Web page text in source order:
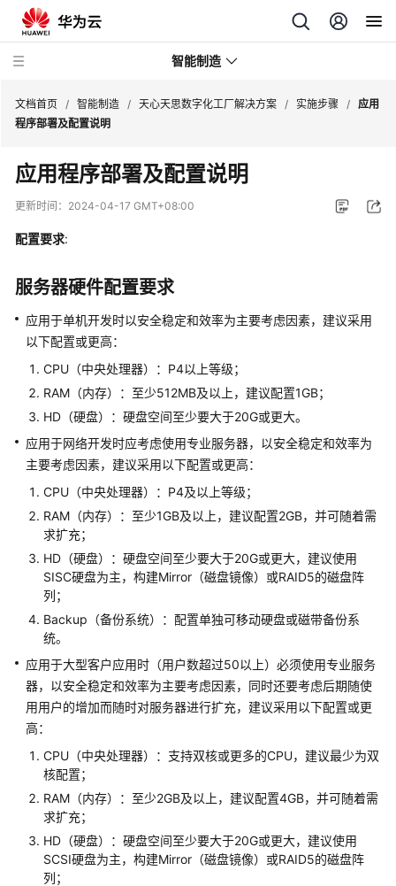
智能制造
为
云
片
云
服
务
解
方
案
映
云
科
技
车
网
据
础
设
施
解
决
方
云
智
数
文档首页 / 智能制造 / 天心天思数字化工厂解决方案 / 实施步骤 / 应用
程序部署及配置说明
应用程序部署及配置说明
更新时间： 2024-04-17 GMT+08:00
配置要求:
服务器硬件配置要求
应用于单机开发时以安全稳定和效率为主要考虑因素，建议采用
以下配置或更高：
CPU（中央处理器）：P4以上等级；
RAM（内存）：至少512MB及以上，建议配置1GB；
HD（硬盘）：硬盘空间至少要大于20G或更大。
应用于网络开发时应考虑使用专业服务器，以安全稳定和效率为
主要考虑因素，建议采用以下配置或更高：
CPU（中央处理器）：P4及以上等级；
RAM（内存）：至少1GB及以上，建议配置2GB，并可随着需
求扩充；
HD（硬盘）：硬盘空间至少要大于20G或更大，建议使用
SISC硬盘为主，构建Mirror（磁盘镜像）或RAID5的磁盘阵
列；
Backup（备份系统）：配置单独可移动硬盘或磁带备份系
统。
应用于大型客户应用时（用户数超过50以上）必须使用专业服务
器，以安全稳定和效率为主要考虑因素，同时还要考虑后期随使
用用户的增加而随时对服务器进行扩充，建议采用以下配置或更
高：
CPU（中央处理器）：支持双核或更多的CPU，建议最少为双
核配置；
RAM（内存）：至少2GB及以上，建议配置4GB，并可随着需
求扩充；
HD（硬盘）：硬盘空间至少要大于20G或更大，建议使用
SCSI硬盘为主，构建Mirror（磁盘镜像）或RAID5的磁盘阵
列；